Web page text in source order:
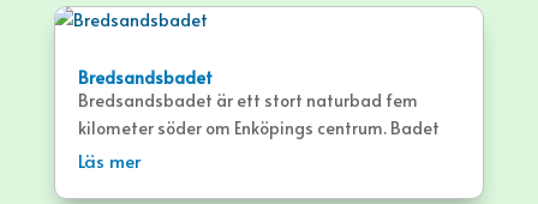
Bredsandsbadet
Bredsandsbadet är ett stort naturbad fem
kilometer söder om Enköpings centrum. Badet
erbjuder bland annat en över 500 meter lång
Läs mer